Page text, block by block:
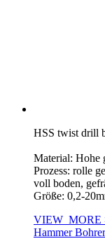
HSS twist drill
Material: Hohe
Prozess: rolle
voll boden,
Größe: 0,2-
VIEW_MORE
Hammer Bohrer